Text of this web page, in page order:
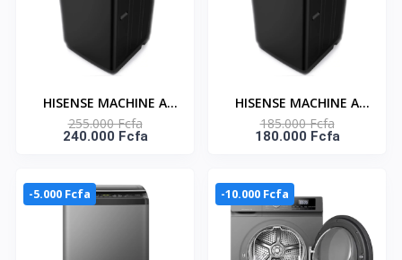
HISENSE MACHINE A
LAVER 14KG TOP LOAD
BUBBLE CLEAN -
WT3K1423UB
255.000 Fcfa
240.000 Fcfa
HISENSE MACHINE A
LAVER 9KG TOP LOAD
BUBBLE CLEAN -
WT3K9022UB
185.000 Fcfa
180.000 Fcfa
-5.000 Fcfa -10.000 Fcfa